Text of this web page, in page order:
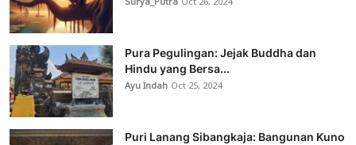
Pura Pegulingan: Jejak Buddha dan
Hindu yang Bersa...
Ayu Indah Oct 25, 2024
Puri Lanang Sibangkaja: Bangunan Kuno